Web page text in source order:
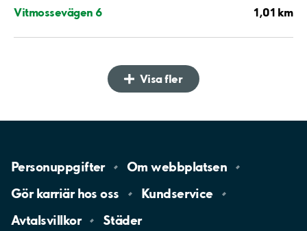
Vitmossevägen 6 1,01 km
Visa fler
Personuppgifter Omwebbplatsen
Gör karriär hososs
Kundservice
Avtalsvillkor
Städer